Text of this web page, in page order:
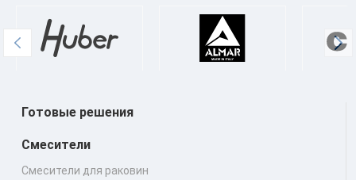
Готовые решения
Смесители
Смесители для раковин